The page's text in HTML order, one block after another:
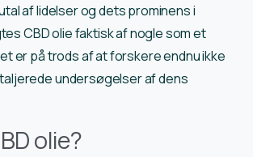
af lidelser og dets prominens i
CBD olie faktisk af nogle som et
er på trods af at forskere endnu ikke
undersøgelser af dens
olie?